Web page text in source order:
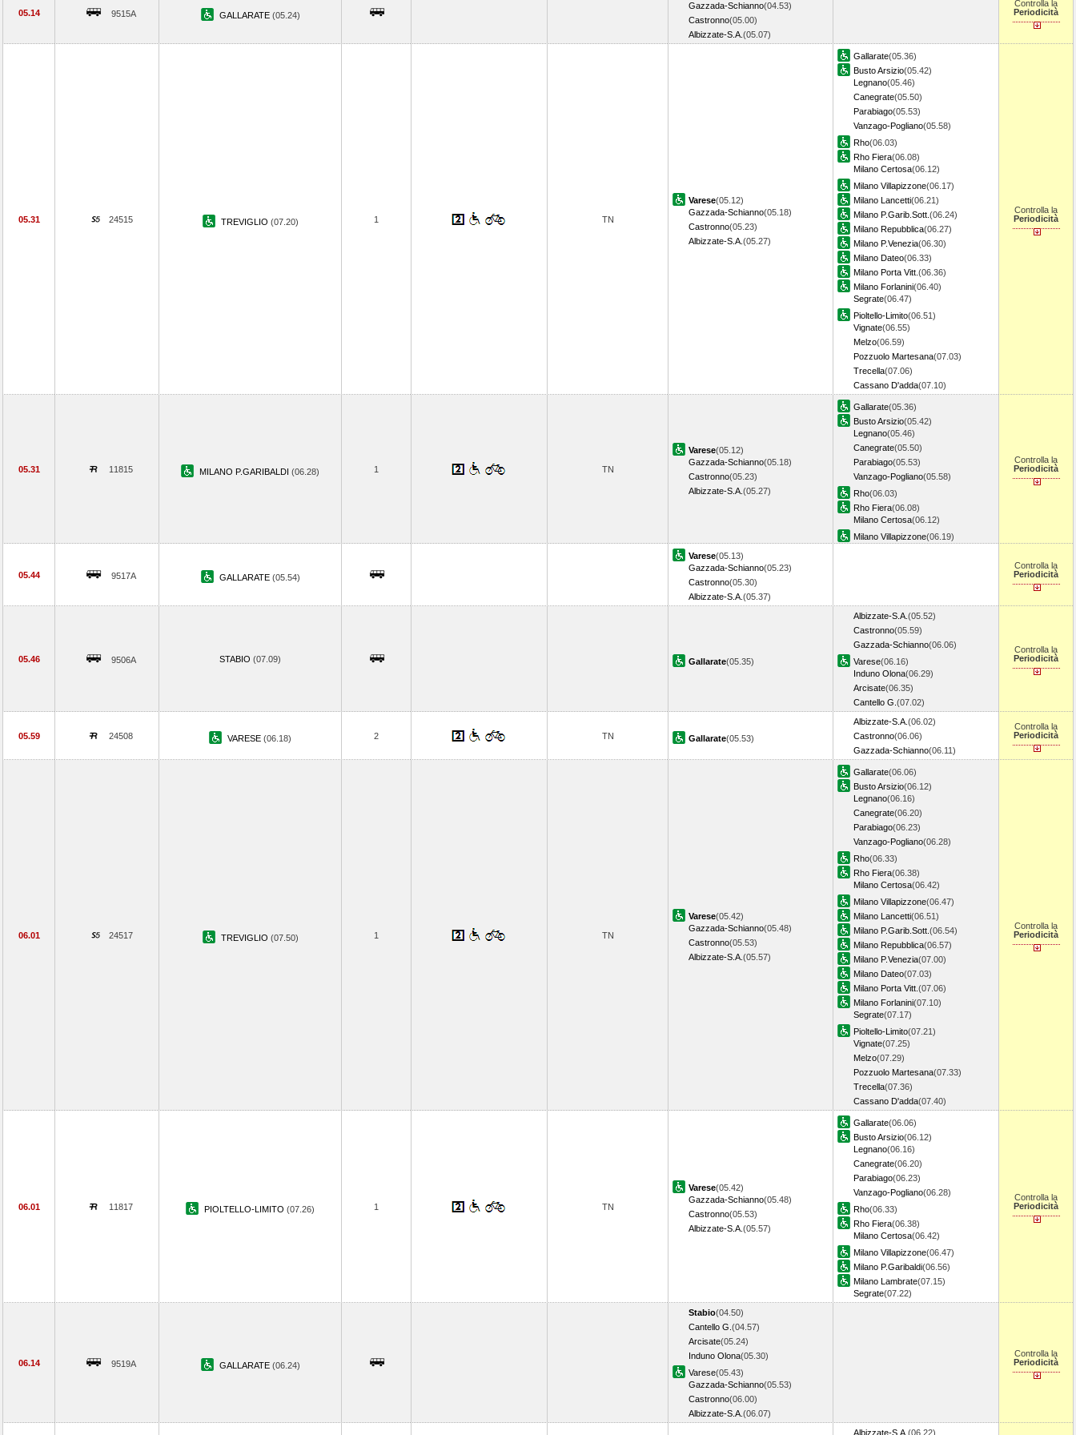
05.14 9515A GALLARATE (05.24)
Gazzada-Schianno(04.53)
Castronno(05.00)
Albizzate-S.A. (05.07)
Controlla la
Periodicità
05.31 24515 TREVIGLIO (07.20) 1 TN
Varese(05.12)
Gazzada-Schianno(05.18)
Castronno(05.23)
Albizzate-S.A. (05.27)
Gallarate(05.36)
Busto Arsizio(05.42)
Legnano(05.46)
Canegrate(05.50)
Parabiago(05.53)
Vanzago-Pogliano(05.58)
Rho(06.03)
Rho Fiera(06.08)
Milano Certosa(06.12)
Milano Villapizzone(06.17)
Milano Lancetti(06.21)
Milano P.Garib.Sott. (06.24)
Milano Repubblica(06.27)
Milano P.Venezia(06.30)
Milano Dateo(06.33)
Milano Porta Vitt. (06.36)
Milano Forlanini(06.40)
Segrate(06.47)
Pioltello-Limito(06.51)
Vignate(06.55)
Melzo(06.59)
Pozzuolo Martesana(07.03)
Trecella(07.06)
Cassano D'adda(07.10)
Controlla la
Periodicità
05.31 11815 MILANO P.GARIBALDI (06.28) 1 TN
Varese(05.12)
Gazzada-Schianno(05.18)
Castronno(05.23)
Albizzate-S.A. (05.27)
Gallarate(05.36)
Busto Arsizio(05.42)
Legnano(05.46)
Canegrate(05.50)
Parabiago(05.53)
Vanzago-Pogliano(05.58)
Rho(06.03)
Rho Fiera(06.08)
Milano Certosa(06.12)
Milano Villapizzone(06.19)
Controlla la
Periodicità
05.44 9517A GALLARATE (05.54)
Varese(05.13)
Gazzada-Schianno(05.23)
Castronno(05.30)
Albizzate-S.A. (05.37)
Controlla la
Periodicità
05.46 9506A STABIO (07.09) Gallarate(05.35)
Albizzate-S.A. (05.52)
Castronno(05.59)
Gazzada-Schianno(06.06)
Varese(06.16)
Induno Olona(06.29)
Arcisate(06.35)
Cantello G. (07.02)
Controlla la
Periodicità
05.59 24508 VARESE (06.18) 2 TN Gallarate(05.53)
Albizzate-S.A. (06.02)
Castronno(06.06)
Gazzada-Schianno(06.11)
Controlla la
Periodicità
06.01 24517 TREVIGLIO (07.50) 1 TN
Varese(05.42)
Gazzada-Schianno(05.48)
Castronno(05.53)
Albizzate-S.A. (05.57)
Gallarate(06.06)
Busto Arsizio(06.12)
Legnano(06.16)
Canegrate(06.20)
Parabiago(06.23)
Vanzago-Pogliano(06.28)
Rho(06.33)
Rho Fiera(06.38)
Milano Certosa(06.42)
Milano Villapizzone(06.47)
Milano Lancetti(06.51)
Milano P.Garib.Sott. (06.54)
Milano Repubblica(06.57)
Milano P.Venezia(07.00)
Milano Dateo(07.03)
Milano Porta Vitt. (07.06)
Milano Forlanini(07.10)
Segrate(07.17)
Pioltello-Limito(07.21)
Vignate(07.25)
Melzo(07.29)
Pozzuolo Martesana(07.33)
Trecella(07.36)
Cassano D'adda(07.40)
Controlla la
Periodicità
06.01 11817 PIOLTELLO-LIMITO (07.26) 1 TN
Varese(05.42)
Gazzada-Schianno(05.48)
Castronno(05.53)
Albizzate-S.A. (05.57)
Gallarate(06.06)
Busto Arsizio(06.12)
Legnano(06.16)
Canegrate(06.20)
Parabiago(06.23)
Vanzago-Pogliano(06.28)
Rho(06.33)
Rho Fiera(06.38)
Milano Certosa(06.42)
Milano Villapizzone(06.47)
Milano P.Garibaldi(06.56)
Milano Lambrate(07.15)
Segrate(07.22)
Controlla la
Periodicità
06.14 9519A GALLARATE (06.24)
Stabio(04.50)
Cantello G. (04.57)
Arcisate(05.24)
Induno Olona(05.30)
Varese(05.43)
Gazzada-Schianno(05.53)
Castronno(06.00)
Albizzate-S.A. (06.07)
Controlla la
Periodicità
Albizzate-S.A. (06.22)